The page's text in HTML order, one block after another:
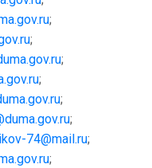
;
;
;
;
;
;
74@mail.ru;
;